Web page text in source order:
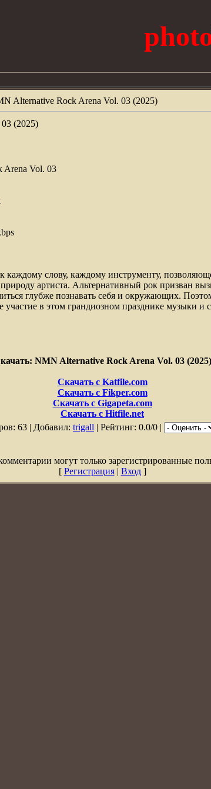
Alternative Rock Arena Vol. 03 (2025)
(2025)
Arena Vol. 03
каждому слову, каждому инструменту,
артиста. Альтернативный рок призван
глубже познавать себя и окружающих.
участие в этом грандиозном празднике музыки и
NMN Alternative Rock Arena Vol. 03 (2025)
Скачать с Katfile.com
Скачать с Fikper.com
Скачать с Gigapeta.com
Скачать с Hitfile.net
63 | Добавил: trigall | Рейтинг: 0.0/0 |
могут только зарегистрированные
[ Регистрация| Вход]